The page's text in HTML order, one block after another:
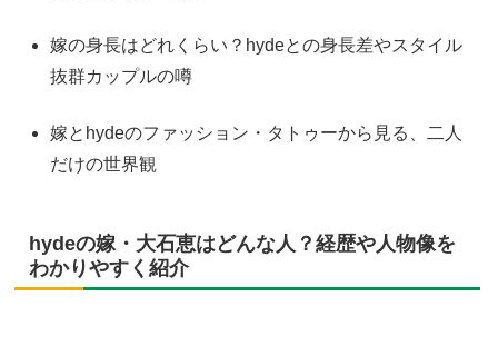
嫁の身長はどれくらい？hydeとの身長差やスタイル
抜群カップルの噂
嫁とhydeのファッション・タトゥーから見る、二人
だけの世界観
hydeの嫁・大石恵はどんな人？経歴や人物像を
わかりやすく紹介